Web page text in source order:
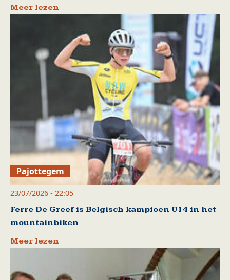
Meer lezen
Pajottegem
23/07/2026 - 22:05
Ferre De Greef is Belgisch kampioen U14 in het
mountainbiken
Meer lezen